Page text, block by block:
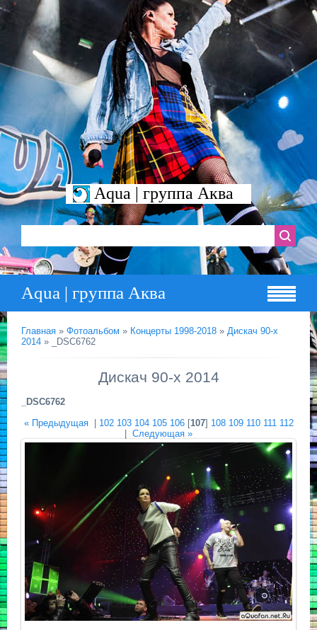
Aqua | группа Аква
Aqua | группа Аква
Главная » Фотоальбом » Концерты 1998-2018 » Дискач 90-х
2014 » _DSC6762
Дискач 90-х 2014
_DSC6762
« Предыдущая| 102 103 104 105 106[107] 108 109 110 111 112
Следующая »